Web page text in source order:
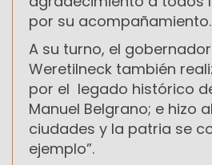
por su acompañamiento.
A su turno, el
Weretilneck también
por el legado histórico
Manuel Belgrano; e hizo
ciudades y la patria se
ejemplo”.